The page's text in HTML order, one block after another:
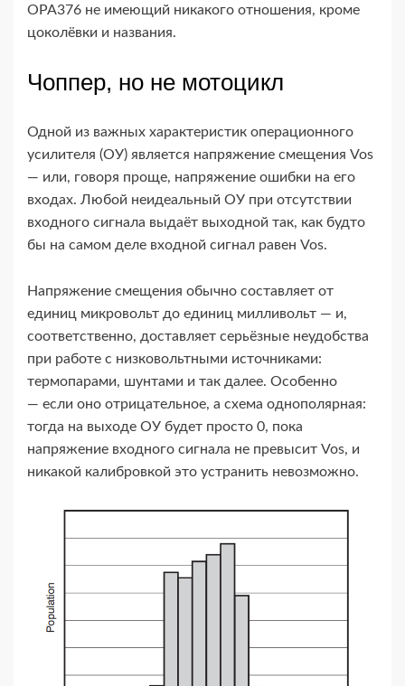
OPA376 не имеющий никакого отношения, кроме
цоколёвки и названия.
Чоппер, но не мотоцикл
Одной из важных характеристик операционного
усилителя (ОУ) является напряжение смещения Vos
— или, говоря проще, напряжение ошибки на его
входах. Любой неидеальный ОУ при отсутствии
входного сигнала выдаёт выходной так, как будто
бы на самом деле входной сигнал равен Vos.
Напряжение смещения обычно составляет от
единиц микровольт до единиц милливольт — и,
соответственно, доставляет серьёзные неудобства
при работе с низковольтными источниками:
термопарами, шунтами и так далее. Особенно
— если оно отрицательное, а схема однополярная:
тогда на выходе ОУ будет просто 0, пока
напряжение входного сигнала не превысит Vos, и
никакой калибровкой это устранить невозможно.